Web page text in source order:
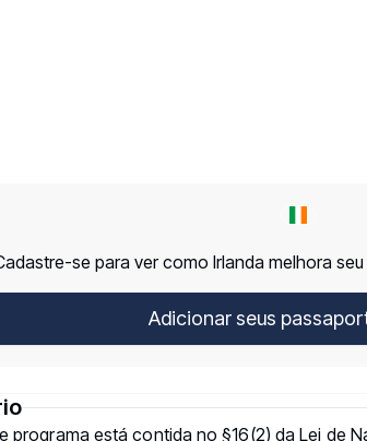
se para ver como Irlanda melhora
Adicionar seus
programa está contida no §16(2) da Lei de